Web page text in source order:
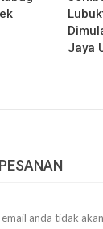
Jaya
anda tidak